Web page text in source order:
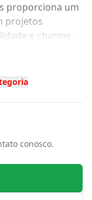
proporciona um
projetos
e charme,
essa
resistência,
conosco.